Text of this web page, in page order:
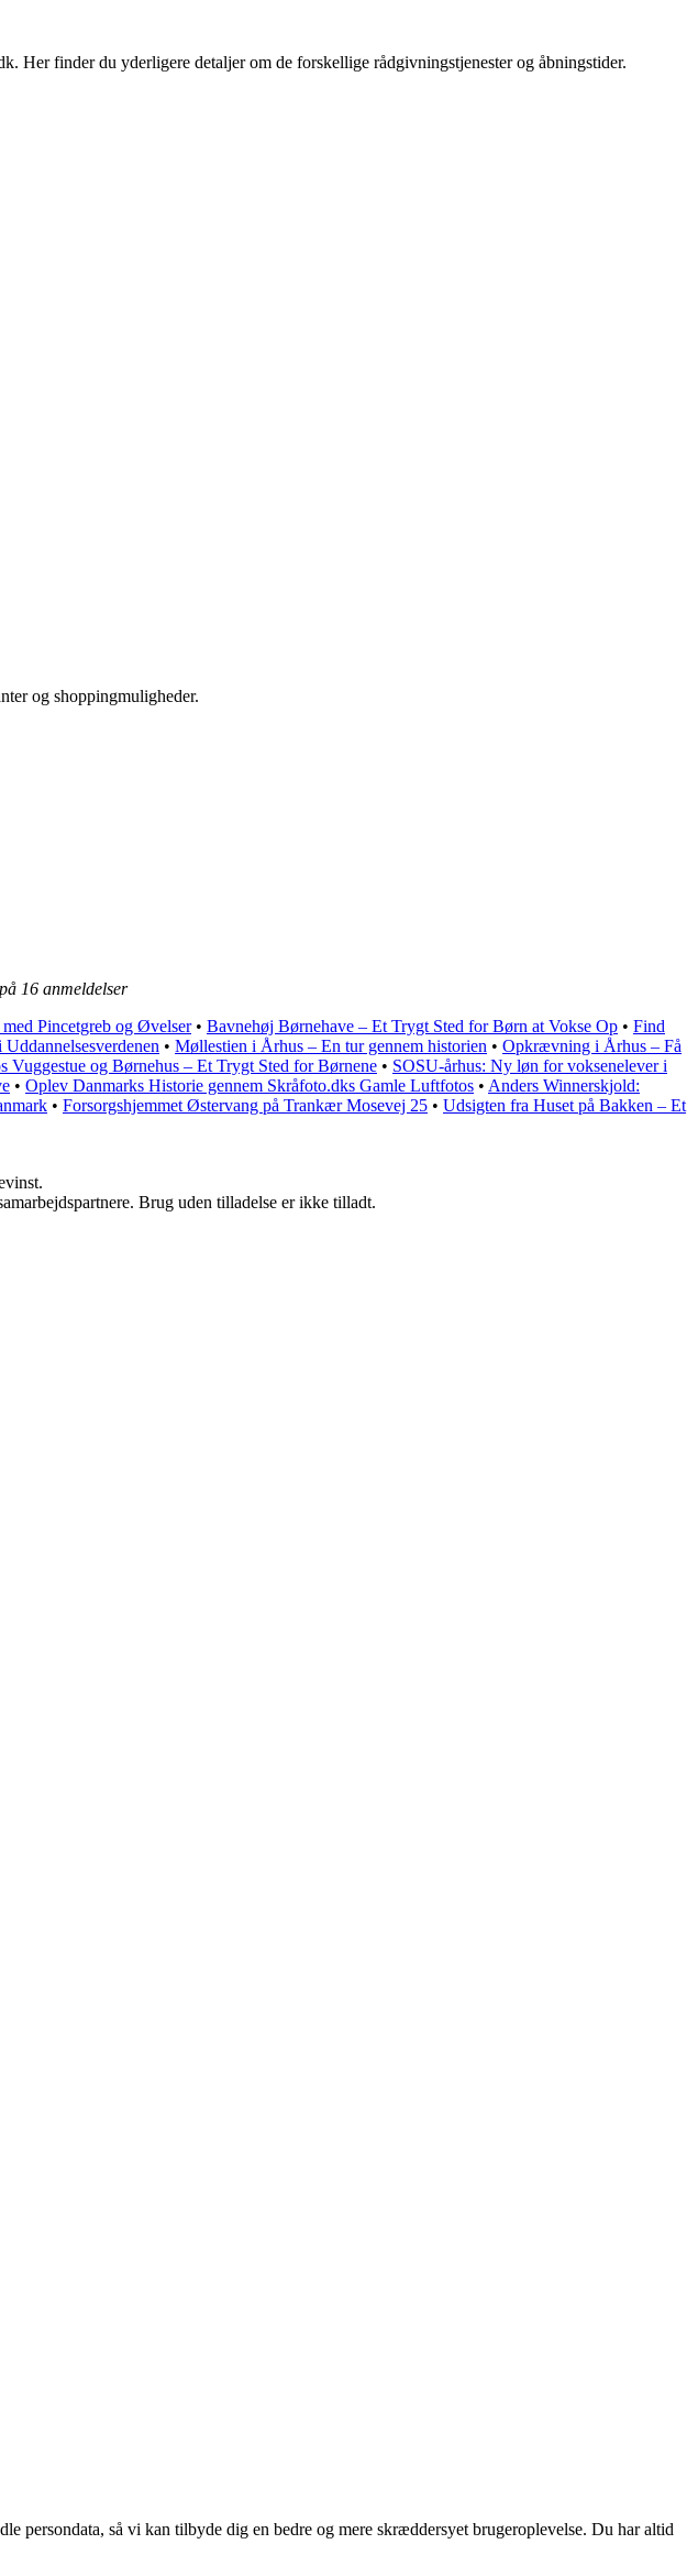
Her finder du yderligere detaljer om de forskellige rådgivningstjenester og åbningstider.
og shoppingmuligheder.
16 anmeldelser
Pincetgreb og Øvelser• Bavnehøj Børnehave – Et Trygt Sted for Børn at Vokse Op • Find
• Møllestien i Århus – En tur gennem historien • Opkrævning i Århus – Få
Vuggestue og Børnehus – Et Trygt Sted for Børnene • SOSU-århus: Ny løn for voksenelever i
• Oplev Danmarks Historie gennem Skråfoto.dks Gamle Luftfotos • Anders Winnerskjold:
• Forsorgshjemmet Østervang på Trankær Mosevej 25 • Udsigten fra Huset på Bakken – Et
Brug uden tilladelse er ikke tilladt.
persondata, så vi kan tilbyde dig en bedre og mere skræddersyet brugeroplevelse. Du har altid